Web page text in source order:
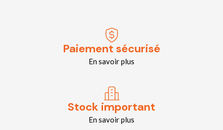
Paiement sécurisé
En savoir plus
Stock important
En savoir plus